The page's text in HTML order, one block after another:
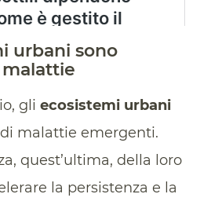
urbani sono
gli ecosistemi urbani
malattie emergenti.
quest’ultima, della loro
la persistenza e la